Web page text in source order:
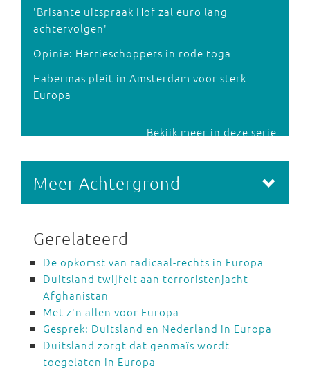
'Brisante uitspraak Hof zal euro lang
achtervolgen'
Opinie: Herrieschoppers in rode toga
Habermas pleit in Amsterdam voor sterk
Europa
Bekijk meer in deze serie
Meer Achtergrond
Gerelateerd
De opkomst van radicaal-rechts in Europa
Duitsland twijfelt aan terroristenjacht
Afghanistan
Met z'n allen voor Europa
Gesprek: Duitsland en Nederland in Europa
Duitsland zorgt dat genmaïs wordt
toegelaten in Europa